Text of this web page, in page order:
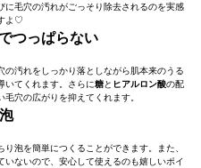
に毛穴の汚れがごっそり除去されるのを実感
よ♡
つっぱらない
の汚れをしっかり落としながら肌本来のうる
いてくれます。さらに糖と ヒアルロン酸の配
穴の広がりを抑えてくれます。
泡を簡単につくることができます。また、
ないので、安心して使えるのも嬉しいポイ